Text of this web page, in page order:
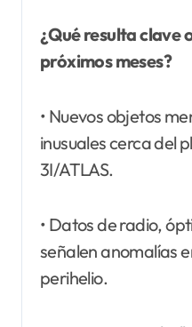
¿Qué resulta clave
próximos meses?
• Nuevos objetos
inusuales cerca del
3I/ATLAS.
• Datos de radio,
señalen anomalías
perihelio.